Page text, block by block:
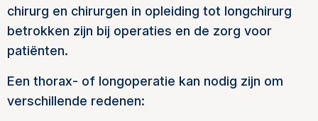
chirurg en chirurgen in opleiding tot longchirurg
betrokken zijn bij operaties en de zorg voor
patiënten.
Een thorax- of longoperatie kan nodig zijn om
verschillende redenen: